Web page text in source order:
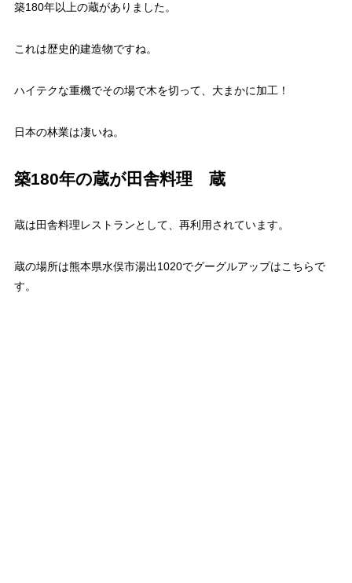
築180年以上の蔵がありました。
これは歴史的建造物ですね。
ハイテクな重機でその場で木を切って、大まかに加工！
日本の林業は凄いね。
築180年の蔵が田舎料理 蔵
蔵は田舎料理レストランとして、再利用されています。
蔵の場所は熊本県水俣市湯出1020でグーグルアップはこちらで
す。